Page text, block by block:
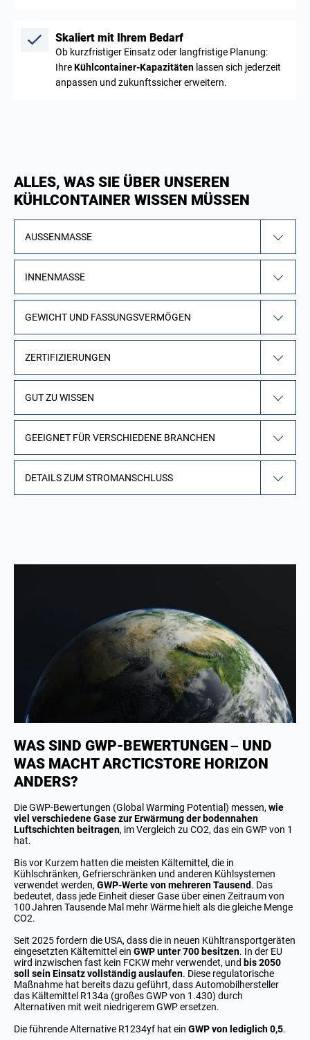
Skaliert mit Ihrem Bedarf
Ob kurzfristiger Einsatz oder langfristige Planung:
IhreKühlcontainer-Kapazitäten lassen sich jederzeit
anpassen und zukunftssicher erweitern.
ALLES, WAS SIE ÜBER UNSEREN
KÜHLCONTAINER WISSEN MÜSSEN
AUSSENMASSE
INNENMASSE
GEWICHT UND FASSUNGSVERMÖGEN
ZERTIFIZIERUNGEN
GUT ZU WISSEN
GEEIGNET FÜR VERSCHIEDENE BRANCHEN
DETAILS ZUM STROMANSCHLUSS
WAS SIND GWP-BEWERTUNGEN – UND
WAS MACHT ARCTICSTORE HORIZON
ANDERS?
Die GWP-Bewertungen (Global Warming Potential) messen, wie
viel verschiedene Gase zur Erwärmung der bodennahen
Luftschichten beitragen, im Vergleich zu CO2, das ein GWP von 1
hat.
Bis vor Kurzem hatten die meisten Kältemittel, die in
Kühlschränken, Gefrierschränken und anderen Kühlsystemen
verwendet werden, GWP-Werte von mehreren Tausend. Das
bedeutet, dass jede Einheit dieser Gase über einen Zeitraum von
100 Jahren Tausende Mal mehr Wärme hielt als die gleiche Menge
CO2.
Seit 2025 fordern die USA, dass die in neuen Kühltransportgeräten
eingesetzten Kältemittel ein GWP unter 700 besitzen. In der EU
wird inzwischen fast kein FCKW mehr verwendet, und bis 2050
soll sein Einsatz vollständig auslaufen. Diese regulatorische
Maßnahme hat bereits dazu geführt, dass Automobilhersteller
das Kältemittel R134a (großes GWP von 1.430) durch
Alternativen mit weit niedrigerem GWP ersetzen.
Die führende Alternative R1234yf hat ein GWP von lediglich 0,5.